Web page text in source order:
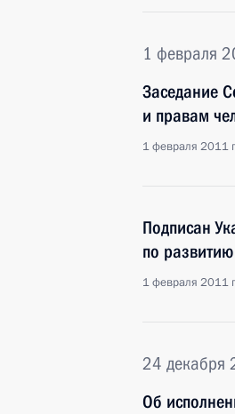
1 февраля
Заседание
и правам
1 февраля 2011
Подписан
по
1 февраля 2011
24 декабря
Об